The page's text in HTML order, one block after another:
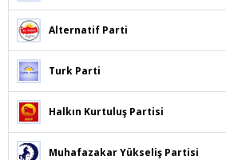
Alternatif Parti
Turk Parti
Halkın Kurtuluş Partisi
Muhafazakar Yükseliş Partisi